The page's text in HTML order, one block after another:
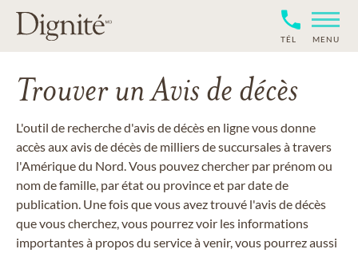
TÉL MENU
Trouver un Avis de décès
L'outil de recherche d'avis de décès en ligne vous donne
accès aux avis de décès de milliers de succursales à travers
l'Amérique du Nord. Vous pouvez chercher par prénom ou
nom de famille, par état ou province et par date de
publication. Une fois que vous avez trouvé l'avis de décès
que vous cherchez, vous pourrez voir les informations
importantes à propos du service à venir, vous pourrez aussi